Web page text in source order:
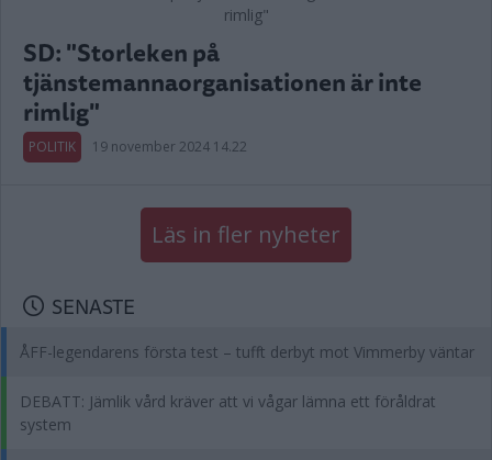
SD: "Storleken på
tjänstemannaorganisationen är inte
rimlig"
POLITIK 19 november 2024 14.22
Läs in fler nyheter
SENASTE
ÅFF-legendarens första test – tufft derbyt mot Vimmerby väntar
DEBATT: Jämlik vård kräver att vi vågar lämna ett föråldrat
system